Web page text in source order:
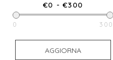
0 300
0 300
AGGIORNA